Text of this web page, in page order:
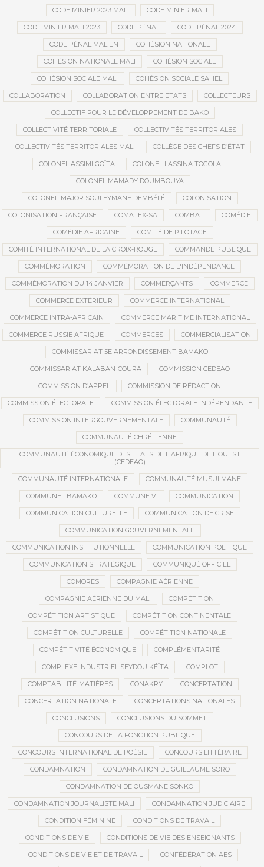
CODE MINIER 2023 MALI CODE MINIER MALI
CODE MINIER MALI 2023 CODE PÉNAL CODE PÉNAL 2024
CODE PÉNAL MALIEN COHÉSION NATIONALE
COHÉSION NATIONALE MALI COHÉSION SOCIALE
COHÉSION SOCIALE MALI COHÉSION SOCIALE SAHEL
COLLABORATION COLLABORATION ENTRE ETATS COLLECTEURS
COLLECTIF POUR LE DÉVELOPPEMENT DE BAKO
COLLECTIVITÉ TERRITORIALE COLLECTIVITÉS TERRITORIALES
COLLECTIVITÉS TERRITORIALES MALI COLLÈGE DES CHEFS D’ÉTAT
COLONEL ASSIMI GOÏTA COLONEL LASSINA TOGOLA
COLONEL MAMADY DOUMBOUYA
COLONEL-MAJOR SOULEYMANE DEMBÉLÉ COLONISATION
COLONISATION FRANÇAISE COMATEX-SA COMBAT COMÉDIE
COMÉDIE AFRICAINE COMITÉ DE PILOTAGE
COMITÉ INTERNATIONAL DE LA CROIX-ROUGE COMMANDE PUBLIQUE
COMMÉMORATION COMMÉMORATION DE L'INDÉPENDANCE
COMMÉMORATION DU 14 JANVIER COMMERÇANTS COMMERCE
COMMERCE EXTÉRIEUR COMMERCE INTERNATIONAL
COMMERCE INTRA-AFRICAIN COMMERCE MARITIME INTERNATIONAL
COMMERCE RUSSIE AFRIQUE COMMERCES COMMERCIALISATION
COMMISSARIAT 5E ARRONDISSEMENT BAMAKO
COMMISSARIAT KALABAN-COURA COMMISSION CEDEAO
COMMISSION D’APPEL COMMISSION DE RÉDACTION
COMMISSION ÉLECTORALE COMMISSION ÉLECTORALE INDÉPENDANTE
COMMISSION INTERGOUVERNEMENTALE COMMUNAUTÉ
COMMUNAUTÉ CHRÉTIENNE
COMMUNAUTÉ ÉCONOMIQUE DES ETATS DE L'AFRIQUE DE L'OUEST
(CEDEAO)
COMMUNAUTÉ INTERNATIONALE COMMUNAUTÉ MUSULMANE
COMMUNE I BAMAKO COMMUNE VI COMMUNICATION
COMMUNICATION CULTURELLE COMMUNICATION DE CRISE
COMMUNICATION GOUVERNEMENTALE
COMMUNICATION INSTITUTIONNELLE COMMUNICATION POLITIQUE
COMMUNICATION STRATÉGIQUE COMMUNIQUÉ OFFICIEL
COMORES COMPAGNIE AÉRIENNE
COMPAGNIE AÉRIENNE DU MALI COMPÉTITION
COMPÉTITION ARTISTIQUE COMPÉTITION CONTINENTALE
COMPÉTITION CULTURELLE COMPÉTITION NATIONALE
COMPÉTITIVITÉ ÉCONOMIQUE COMPLÉMENTARITÉ
COMPLEXE INDUSTRIEL SEYDOU KÉÏTA COMPLOT
COMPTABILITÉ-MATIÈRES CONAKRY CONCERTATION
CONCERTATION NATIONALE CONCERTATIONS NATIONALES
CONCLUSIONS CONCLUSIONS DU SOMMET
CONCOURS DE LA FONCTION PUBLIQUE
CONCOURS INTERNATIONAL DE POÉSIE CONCOURS LITTÉRAIRE
CONDAMNATION CONDAMNATION DE GUILLAUME SORO
CONDAMNATION DE OUSMANE SONKO
CONDAMNATION JOURNALISTE MALI CONDAMNATION JUDICIAIRE
CONDITION FÉMININE CONDITIONS DE TRAVAIL
CONDITIONS DE VIE CONDITIONS DE VIE DES ENSEIGNANTS
CONDITIONS DE VIE ET DE TRAVAIL CONFÉDÉRATION AES